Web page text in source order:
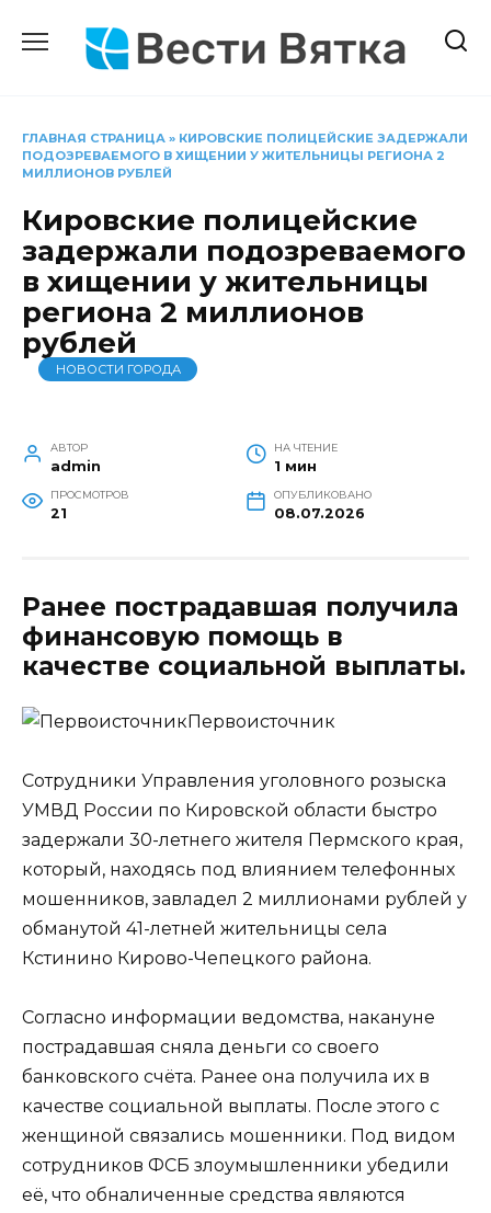
содержанию
ГЛАВНАЯ СТРАНИЦА » КИРОВСКИЕ ПОЛИЦЕЙСКИЕ ЗАДЕРЖАЛИ
ПОДОЗРЕВАЕМОГО В ХИЩЕНИИ У ЖИТЕЛЬНИЦЫ РЕГИОНА 2
МИЛЛИОНОВ РУБЛЕЙ
Кировские полицейские
задержали подозреваемого
в хищении у жительницы
региона 2 миллионов
рублей
НОВОСТИ ГОРОДА
АВТОР
admin
НА ЧТЕНИЕ
1 мин
ПРОСМОТРОВ
21
ОПУБЛИКОВАНО
08.07.2026
Ранее пострадавшая получила
финансовую помощь в
качестве социальной выплаты.
Первоисточник
Сотрудники Управления уголовного розыска
УМВД России по Кировской области быстро
задержали 30-летнего жителя Пермского края,
который, находясь под влиянием телефонных
мошенников, завладел 2 миллионами рублей у
обманутой 41-летней жительницы села
Кстинино Кирово-Чепецкого района.
Согласно информации ведомства, накануне
пострадавшая сняла деньги со своего
банковского счёта. Ранее она получила их в
качестве социальной выплаты. После этого с
женщиной связались мошенники. Под видом
сотрудников ФСБ злоумышленники убедили
её, что обналиченные средства являются